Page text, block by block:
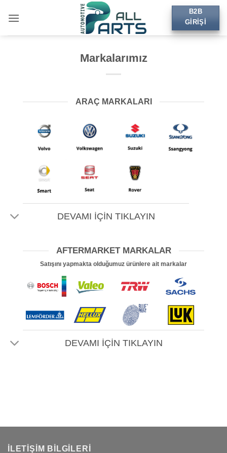
atla
B2B
GIRIŞI
Markalarımız
ARAÇ MARKALARI
DEVAMI İÇİN TIKLAYIN
AFTERMARKET MARKALAR
Satışını yapmakta olduğumuz ürünlere ait markalar
DEVAMI İÇİN TIKLAYIN
İLETIŞIM BILGILERI